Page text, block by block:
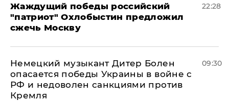
Жаждущий победы российский
"патриот" Охлобыстин предложил
сжечь Москву
22:28
Немецкий музыкант Дитер Болен
опасается победы Украины в войне с
РФ и недоволен санкциями против
Кремля
09:30